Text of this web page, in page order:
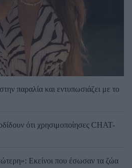
παραλία και εντυπωσιάζει με το
ότι χρησιμοποίησες CHAT-
Εκείνοι που έσωσαν τα ζώα